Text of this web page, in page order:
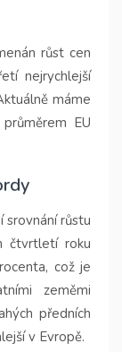
růst cen
nejrychlejší
máme
EU
srovnání růstu
čtvrtletí roku
což je
zeměmi
předních
v Evropě.